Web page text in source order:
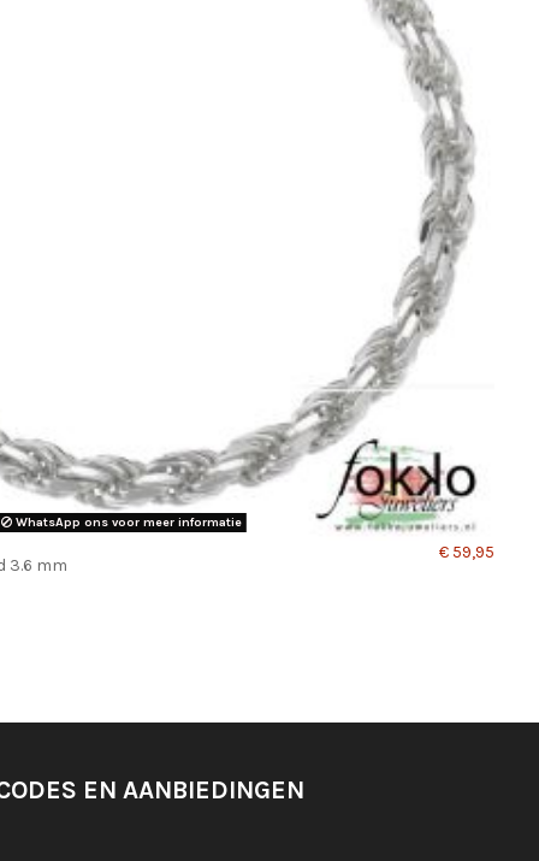
WhatsApp ons voor meer informatie
3.6 mm
€ 59,95
EN AANBIEDINGEN